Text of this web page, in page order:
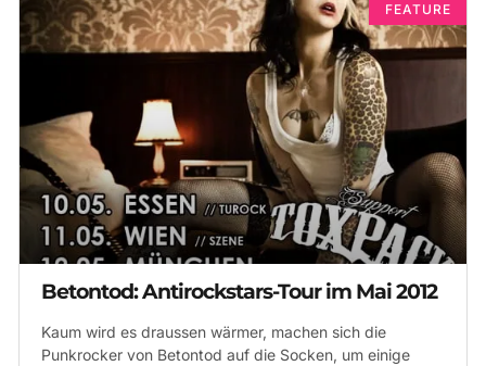
FEATURE
Betontod: Antirockstars-Tour im Mai 2012
Kaum wird es draussen wärmer, machen sich die
Punkrocker von Betontod auf die Socken, um einige